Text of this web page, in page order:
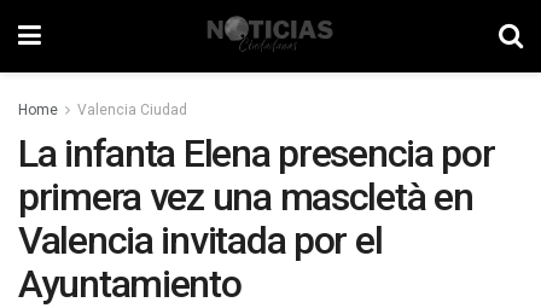
Home Valencia Ciudad
La infanta Elena presencia por
primera vez una mascletà en
Valencia invitada por el
Ayuntamiento